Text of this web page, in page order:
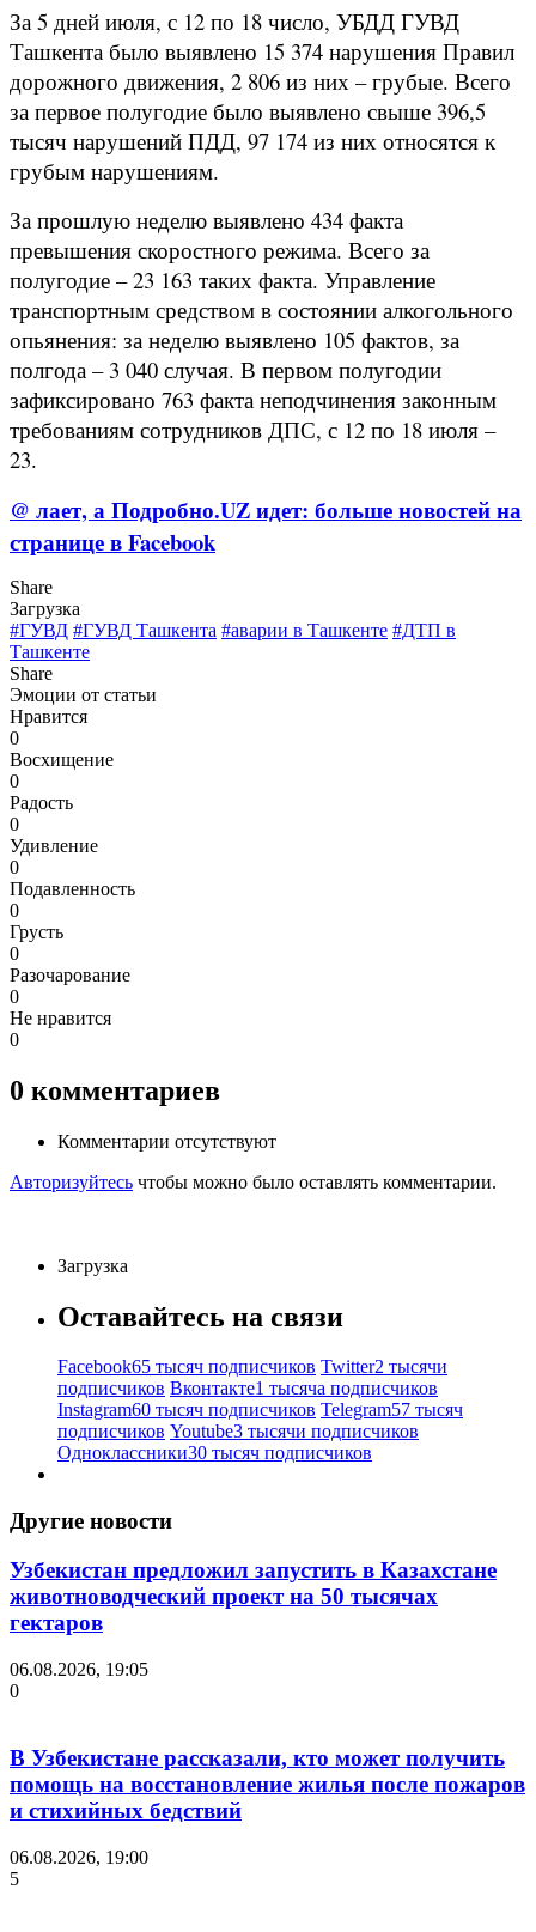
За 5 дней июля, с 12 по 18 число, УБДД ГУВД
Ташкента было выявлено 15 374 нарушения Правил
дорожного движения, 2 806 из них – грубые. Всего
за первое полугодие было выявлено свыше 396,5
тысяч нарушений ПДД, 97 174 из них относятся к
грубым нарушениям.
За прошлую неделю выявлено 434 факта
превышения скоростного режима. Всего за
полугодие – 23 163 таких факта. Управление
транспортным средством в состоянии алкогольного
опьянения: за неделю выявлено 105 фактов, за
полгода – 3 040 случая. В первом полугодии
зафиксировано 763 факта неподчинения законным
требованиям сотрудников ДПС, с 12 по 18 июля –
23.
@ лает, а Подробно.UZ идет: больше новостей на
странице в Facebook
Share
Загрузка
#ГУВД #ГУВД Ташкента #аварии в Ташкенте #ДТП в
Ташкенте
Share
Эмоции от статьи
Нравится
0
Восхищение
0
Радость
0
Удивление
0
Подавленность
0
Грусть
0
Разочарование
0
Не нравится
0
0 комментариев
Комментарии отсутствуют
Авторизуйтесь чтобы можно было оставлять комментарии.
Загрузка
Оставайтесь на связи
Facebook65 тысяч подписчиков Twitter2 тысячи
подписчиков Вконтакте1 тысяча подписчиков
Instagram60 тысяч подписчиков Telegram57 тысяч
подписчиков Youtube3 тысячи подписчиков
Одноклассники30 тысяч подписчиков
Другие новости
Узбекистан предложил запустить в Казахстане
животноводческий проект на 50 тысячах
гектаров
06.08.2026, 19:05
0
В Узбекистане рассказали, кто может получить
помощь на восстановление жилья после пожаров
и стихийных бедствий
06.08.2026, 19:00
5